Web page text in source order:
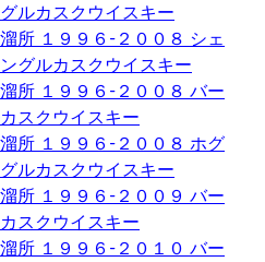
ルカスクウイスキー
所 １９９６-２００８ シェ
グルカスクウイスキー
所 １９９６-２００８ バー
スクウイスキー
所 １９９６-２００８ ホグ
ルカスクウイスキー
所 １９９６-２００９ バー
スクウイスキー
所 １９９６-２０１０ バー